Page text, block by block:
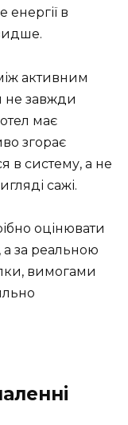
енергії в
активним
не завжди
має
згорає
в систему, а не
сажі.
оцінювати
за реальною
вимогами